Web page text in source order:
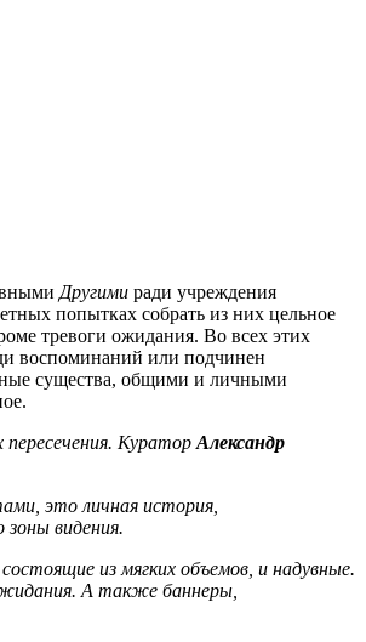
Другими ради учреждения
попытках собрать из них цельное
тревоги ожидания. Во всех этих
воспоминаний или подчинен
существа, общими и личными
пересечения. Куратор Александр
это личная история,
видения.
из мягких объемов, и надувные.
А также баннеры,